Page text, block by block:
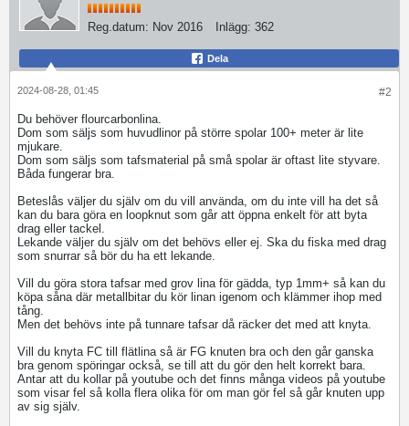
Reg.datum: Nov 2016 Inlägg: 362
Dela
#2
2024-08-28, 01:45
Du behöver flourcarbonlina.
Dom som säljs som huvudlinor på större spolar 100+ meter är lite
mjukare.
Dom som säljs som tafsmaterial på små spolar är oftast lite styvare.
Båda fungerar bra.
Beteslås väljer du själv om du vill använda, om du inte vill ha det så
kan du bara göra en loopknut som går att öppna enkelt för att byta
drag eller tackel.
Lekande väljer du själv om det behövs eller ej. Ska du fiska med drag
som snurrar så bör du ha ett lekande.
Vill du göra stora tafsar med grov lina för gädda, typ 1mm+ så kan du
köpa såna där metallbitar du kör linan igenom och klämmer ihop med
tång.
Men det behövs inte på tunnare tafsar då räcker det med att knyta.
Vill du knyta FC till flätlina så är FG knuten bra och den går ganska
bra genom spöringar också, se till att du gör den helt korrekt bara.
Antar att du kollar på youtube och det finns många videos på youtube
som visar fel så kolla flera olika för om man gör fel så går knuten upp
av sig själv.